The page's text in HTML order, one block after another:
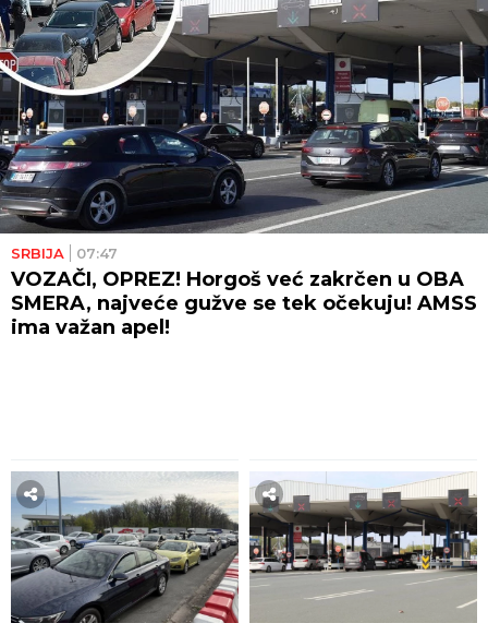
SRBIJA 07:47
VOZAČI, OPREZ! Horgoš već zakrčen u OBA
SMERA, najveće gužve se tek očekuju! AMSS
ima važan apel!